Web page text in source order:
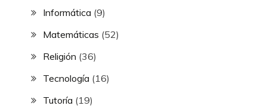
Informática (9)
Matemáticas (52)
Religión (36)
Tecnología (16)
Tutoría (19)